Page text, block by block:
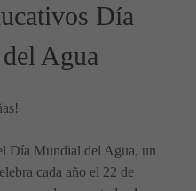
Día
Agua
Día Mundial del Agua, un
cada año el 22 de